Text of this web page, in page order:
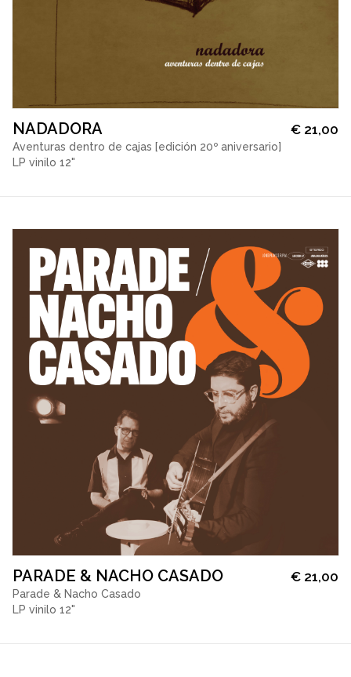
NADADORA
Aventuras dentro de cajas [edición 20º aniversario]
LP vinilo 12"
€ 21,00
PARADE & NACHO CASADO
Parade & Nacho Casado
LP vinilo 12"
€ 21,00